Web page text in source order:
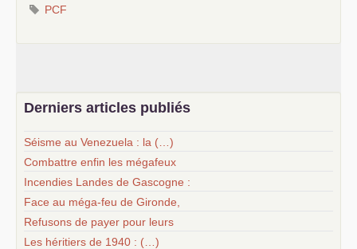
PCF
Derniers articles publiés
Séisme au Venezuela : la (…)
Combattre enfin les mégafeux
Incendies Landes de Gascogne :
Face au méga-feu de Gironde,
Refusons de payer pour leurs
Les héritiers de 1940 : (…)